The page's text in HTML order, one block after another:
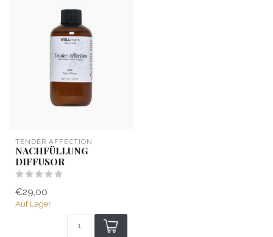
TENDER AFFECTION
NACHFÜLLUNG
DIFFUSOR
€29,00
Auf Lager